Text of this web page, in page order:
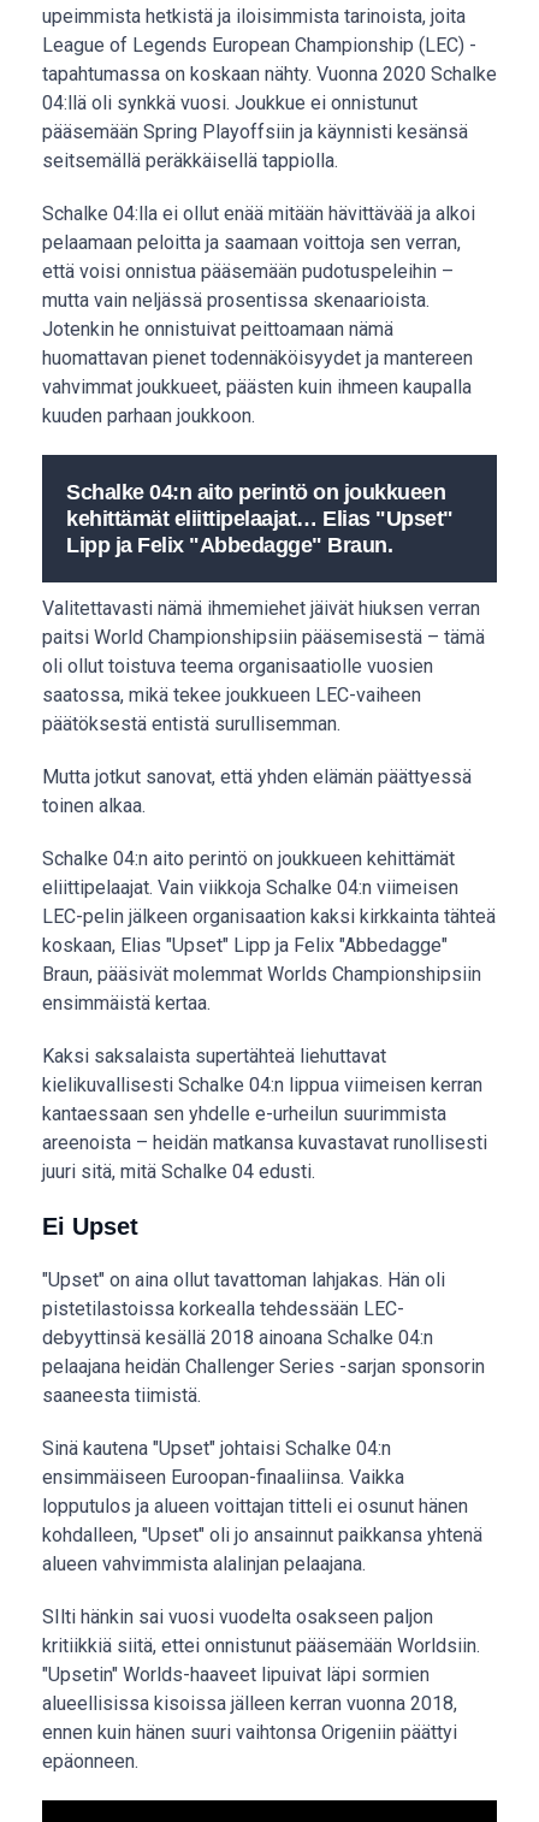
upeimmista hetkistä ja iloisimmista tarinoista, joita
League of Legends European Championship (LEC) -
tapahtumassa on koskaan nähty. Vuonna 2020 Schalke
04:llä oli synkkä vuosi. Joukkue ei onnistunut
pääsemään Spring Playoffsiin ja käynnisti kesänsä
seitsemällä peräkkäisellä tappiolla.
Schalke 04:lla ei ollut enää mitään hävittävää ja alkoi
pelaamaan peloitta ja saamaan voittoja sen verran,
että voisi onnistua pääsemään pudotuspeleihin –
mutta vain neljässä prosentissa skenaarioista.
Jotenkin he onnistuivat peittoamaan nämä
huomattavan pienet todennäköisyydet ja mantereen
vahvimmat joukkueet, päästen kuin ihmeen kaupalla
kuuden parhaan joukkoon.
Schalke 04:n aito perintö on joukkueen
kehittämät eliittipelaajat… Elias "Upset"
Lipp ja Felix "Abbedagge" Braun.
Valitettavasti nämä ihmemiehet jäivät hiuksen verran
paitsi World Championshipsiin pääsemisestä – tämä
oli ollut toistuva teema organisaatiolle vuosien
saatossa, mikä tekee joukkueen LEC-vaiheen
päätöksestä entistä surullisemman.
Mutta jotkut sanovat, että yhden elämän päättyessä
toinen alkaa.
Schalke 04:n aito perintö on joukkueen kehittämät
eliittipelaajat. Vain viikkoja Schalke 04:n viimeisen
LEC-pelin jälkeen organisaation kaksi kirkkainta tähteä
koskaan, Elias "Upset" Lipp ja Felix "Abbedagge"
Braun, pääsivät molemmat Worlds Championshipsiin
ensimmäistä kertaa.
Kaksi saksalaista supertähteä liehuttavat
kielikuvallisesti Schalke 04:n lippua viimeisen kerran
kantaessaan sen yhdelle e-urheilun suurimmista
areenoista – heidän matkansa kuvastavat runollisesti
juuri sitä, mitä Schalke 04 edusti.
Ei Upset
"Upset" on aina ollut tavattoman lahjakas. Hän oli
pistetilastoissa korkealla tehdessään LEC-
debyyttinsä kesällä 2018 ainoana Schalke 04:n
pelaajana heidän Challenger Series -sarjan sponsorin
saaneesta tiimistä.
Sinä kautena "Upset" johtaisi Schalke 04:n
ensimmäiseen Euroopan-finaaliinsa. Vaikka
lopputulos ja alueen voittajan titteli ei osunut hänen
kohdalleen, "Upset" oli jo ansainnut paikkansa yhtenä
alueen vahvimmista alalinjan pelaajana.
SIlti hänkin sai vuosi vuodelta osakseen paljon
kritiikkiä siitä, ettei onnistunut pääsemään Worldsiin.
"Upsetin" Worlds-haaveet lipuivat läpi sormien
alueellisissa kisoissa jälleen kerran vuonna 2018,
ennen kuin hänen suuri vaihtonsa Origeniin päättyi
epäonneen.